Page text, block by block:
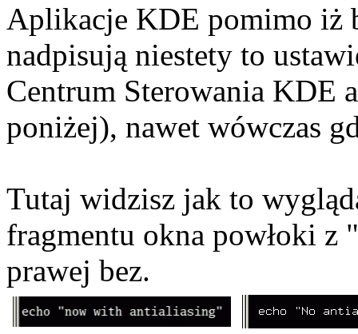
Aplikacje KDE pomimo iż
nadpisują niestety to
Centrum Sterowania KDE
poniżej), nawet wówczas
Tutaj widzisz jak to
fragmentu okna powłoki z
prawej bez.